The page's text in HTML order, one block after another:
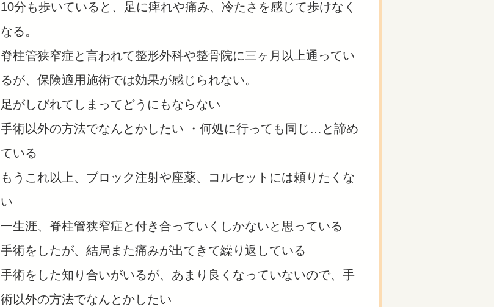
10分も歩いていると、足に痺れや痛み、冷たさを感じて歩けなく
なる。
脊柱管狭窄症と言われて整形外科や整骨院に三ヶ月以上通ってい
るが、保険適用施術では効果が感じられない。
足がしびれてしまってどうにもならない
手術以外の方法でなんとかしたい ・何処に行っても同じ…と諦め
ている
もうこれ以上、ブロック注射や座薬、コルセットには頼りたくな
い
一生涯、脊柱管狭窄症と付き合っていくしかないと思っている
手術をしたが、結局また痛みが出てきて繰り返している
手術をした知り合いがいるが、あまり良くなっていないので、手
術以外の方法でなんとかしたい